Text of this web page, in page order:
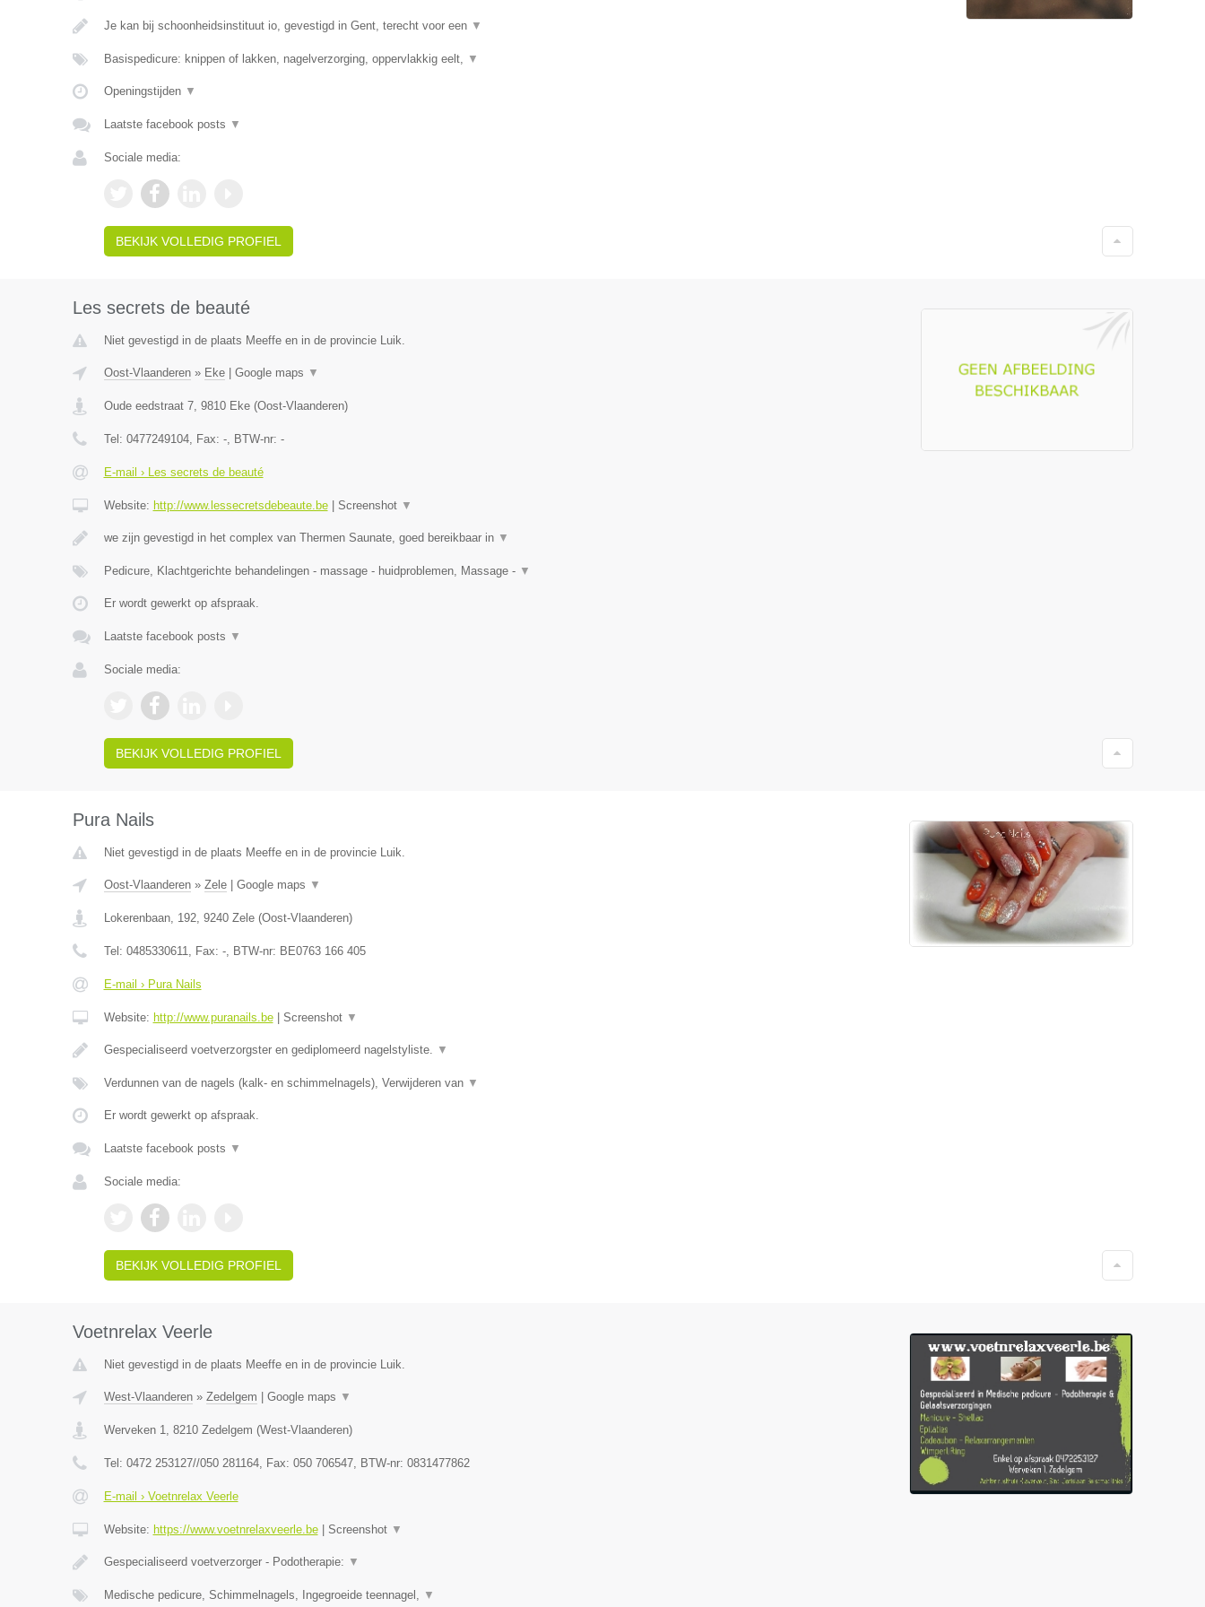
Je kan bij schoonheidsinstituut io, gevestigd in Gent, terecht voor een ▼
Basispedicure: knippen of lakken, nagelverzorging, oppervlakkig eelt, ▼
Openingstijden ▼
Laatste facebook posts ▼
Sociale media:
BEKIJK VOLLEDIG PROFIEL
Les secrets de beauté
Niet gevestigd in de plaats Meeffe en in de provincie Luik.
Oost-Vlaanderen» Eke| Google maps ▼
Oude eedstraat 7, 9810 Eke(Oost-Vlaanderen)
Tel: 0477249104, Fax: -, BTW-nr: -
E-mail › Les secrets de beauté
Website: http://www.lessecretsdebeaute.be| Screenshot ▼
we zijn gevestigd in het complex van Thermen Saunate, goed bereikbaar in ▼
Pedicure, Klachtgerichte behandelingen - massage - huidproblemen, Massage - ▼
Er wordt gewerkt op afspraak.
Laatste facebook posts ▼
Sociale media:
BEKIJK VOLLEDIG PROFIEL
Pura Nails
Niet gevestigd in de plaats Meeffe en in de provincie Luik.
Oost-Vlaanderen» Zele| Google maps ▼
Lokerenbaan, 192, 9240 Zele(Oost-Vlaanderen)
Tel: 0485330611, Fax: -, BTW-nr: BE0763 166 405
E-mail › Pura Nails
Website: http://www.puranails.be| Screenshot ▼
Gespecialiseerd voetverzorgster en gediplomeerd nagelstyliste. ▼
Verdunnen van de nagels (kalk- en schimmelnagels), Verwijderen van ▼
Er wordt gewerkt op afspraak.
Laatste facebook posts ▼
Sociale media:
BEKIJK VOLLEDIG PROFIEL
Voetnrelax Veerle
Niet gevestigd in de plaats Meeffe en in de provincie Luik.
West-Vlaanderen» Zedelgem Google maps ▼
Werveken 1, 8210 Zedelgem (West-Vlaanderen)
Tel: 0472 253127//050 281164, Fax: 050 706547, BTW-nr: 0831477862
E-mail › Voetnrelax Veerle
Website: https://www.voetnrelaxveerle.be| Screenshot ▼
Gespecialiseerd voetverzorger - Podotherapie: ▼
Medische pedicure, Schimmelnagels, Ingegroeide teennagel, ▼